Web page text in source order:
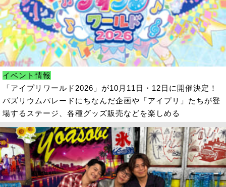
イベント情報
「アイプリワールド2026」が10月11日・12日に開催決定！
バズリウムパレードにちなんだ企画や「アイプリ」たちが登
場するステージ、各種グッズ販売などを楽しめる